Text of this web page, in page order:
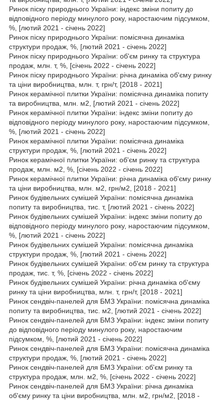
Ринок піску природнього України: індекс зміни попиту до
відповідного періоду минулого року, наростаючим підсумком,
%, [лютий 2021 - січень 2022]
Ринок піску природнього України: помісячна динаміка
структури продаж, %, [лютий 2021 - січень 2022]
Ринок піску природнього України: об'єм ринку та структура
продаж, млн. т, %, [січень 2022 - січень 2022]
Ринок піску природнього України: річна динаміка об'єму ринку
та ціни виробництва, млн. т, грн/т, [2018 - 2021]
Ринок керамічної плитки України: помісячна динаміка попиту
та виробництва, млн. м2, [лютий 2021 - січень 2022]
Ринок керамічної плитки України: індекс зміни попиту до
відповідного періоду минулого року, наростаючим підсумком,
%, [лютий 2021 - січень 2022]
Ринок керамічної плитки України: помісячна динаміка
структури продаж, %, [лютий 2021 - січень 2022]
Ринок керамічної плитки України: об'єм ринку та структура
продаж, млн. м2, %, [січень 2022 - січень 2022]
Ринок керамічної плитки України: річна динаміка об'єму ринку
та ціни виробництва, млн. м2, грн/м2, [2018 - 2021]
Ринок будівельних сумішей України: помісячна динаміка
попиту та виробництва, тис. т, [лютий 2021 - січень 2022]
Ринок будівельних сумішей України: індекс зміни попиту до
відповідного періоду минулого року, наростаючим підсумком,
%, [лютий 2021 - січень 2022]
Ринок будівельних сумішей України: помісячна динаміка
структури продаж, %, [лютий 2021 - січень 2022]
Ринок будівельних сумішей України: об'єм ринку та структура
продаж, тис. т, %, [січень 2022 - січень 2022]
Ринок будівельних сумішей України: річна динаміка об'єму
ринку та ціни виробництва, млн. т, грн/т, [2018 - 2021]
Ринок сендвіч-панелей для БМЗ України: помісячна динаміка
попиту та виробництва, тис. м2, [лютий 2021 - січень 2022]
Ринок сендвіч-панелей для БМЗ України: індекс зміни попиту
до відповідного періоду минулого року, наростаючим
підсумком, %, [лютий 2021 - січень 2022]
Ринок сендвіч-панелей для БМЗ України: помісячна динаміка
структури продаж, %, [лютий 2021 - січень 2022]
Ринок сендвіч-панелей для БМЗ України: об'єм ринку та
структура продаж, млн. м2, %, [січень 2022 - січень 2022]
Ринок сендвіч-панелей для БМЗ України: річна динаміка
об'єму ринку та ціни виробництва, млн. м2, грн/м2, [2018 -